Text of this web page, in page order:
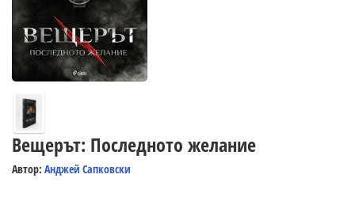
Вещерът: Последното желание
Автор: Анджей Сапковски